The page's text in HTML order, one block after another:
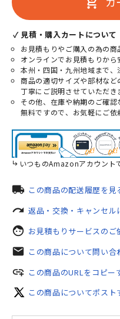
✓ 見積・購入カートについて
お見積もりやご購入の為の商
オンラインでお見積もりから
本州・四国・九州地域まで、
商品の適切サイズや部材な
丁寧にご説明させていただき
その他、在庫や納期のご確
無料ですので、お気軽にご依
いつものAmazonアカウント
local_shipping この商品の配送履歴を見
redo 返品・交換・キャンセル
face お見積もりサービスのご
mail この商品について問い合
add_link この商品のURLをコピー
この商品についてポスト